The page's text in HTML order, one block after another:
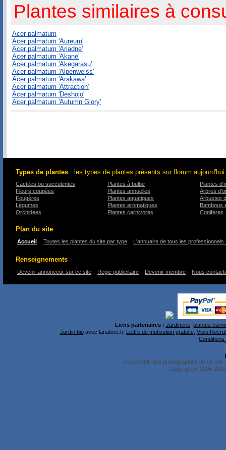
Plantes similaires à
Acer palmatum
Acer palmatum 'Aureum'
Acer palmatum 'Ariadne'
Acer palmatum 'Akane'
Acer palmatum 'Akegarasu'
Acer palmatum 'Alpenweiss'
Acer palmatum 'Arakawa'
Acer palmatum 'Attraction'
Acer palmatum 'Deshojo'
Acer palmatum 'Autumn Glory'
Types de plantes : les types de plantes présents sur florum
Cactées ou succulentes
Fleurs coupées
Fougères
Légumes
Orchidées
Plantes à bulbe
Plantes annuelles
Plantes aquatiques
Plantes aromatiques
Plantes carnivores
Plantes
Arbres
Arbustes
Bambous
Conifères
Plan du site
Accueil Toutes les plantes du site par type L'annuaire de tous les
Renseignements
Devenir annonceur sur ce site Regie publicitaire Devenir membre Nous
Liens partenaires : Jardinerie, plantes
Jardin bioavec lanature.fr, Lettre de motivation gratuite, Visio
Conditions
L'ensemble des photographies de ce
Copyright © 2006-